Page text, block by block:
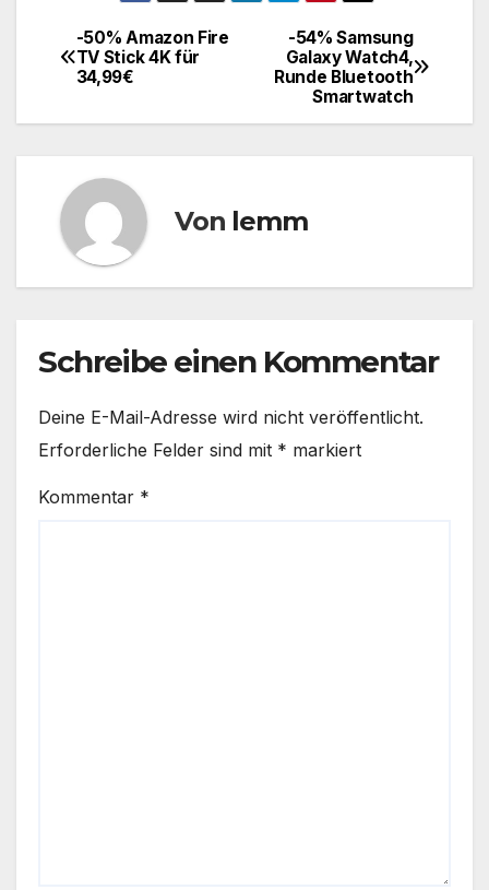
-54% Samsung
Galaxy Watch4,
Runde Bluetooth
Smartwatch
-50% Amazon Fire
TV Stick 4K für
34,99€
Von lemm
Schreibe einen Kommentar
Deine E-Mail-Adresse wird nicht veröffentlicht.
Erforderliche Felder sind mit * markiert
Kommentar *